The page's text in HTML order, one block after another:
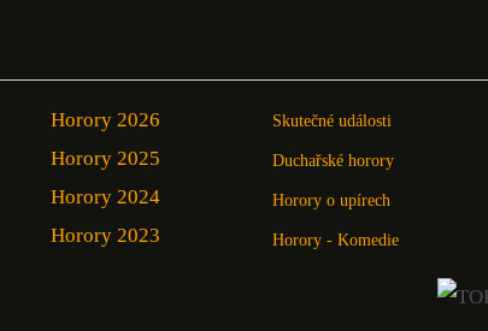
Horory 2026
Horory 2025
Horory 2024
Horory 2023
Skutečné události
Duchařské horory
Horory o upírech
Horory - Komedie